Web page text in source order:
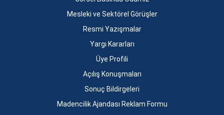
Mesleki ve Sektörel Görüşler
Resmi Yazışmalar
Yargı Kararları
Üye Profili
Açılış Konuşmaları
Sonuç Bildirgeleri
Madencilik Ajandası Reklam Formu